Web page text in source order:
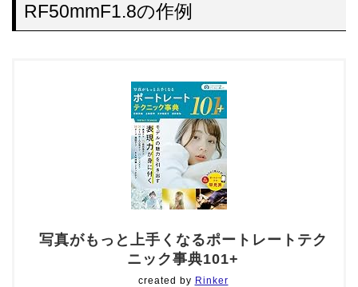
RF50mmF1.8の作例
写真がもっと上手くなるポートレートテク
ニック事典101+
created by Rinker